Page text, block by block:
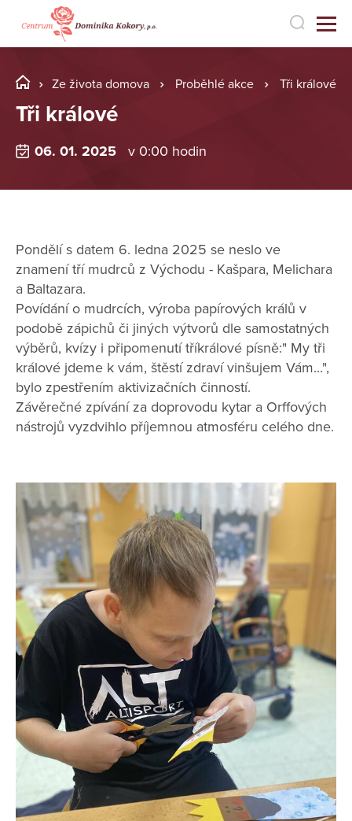
Ze života domova Proběhlé akce Tři králové
Tři králové
06. 01. 2025 v 0:00 hodin
Pondělí s datem 6. ledna 2025 se neslo ve
znamení tří mudrců z Východu - Kašpara, Melichara
a Baltazara.
Povídání o mudrcích, výroba papírových králů v
podobě zápichů či jiných výtvorů dle samostatných
výběrů, kvízy i připomenutí tříkrálové písně:" My tři
králové jdeme k vám, štěstí zdraví vinšujem Vám...",
bylo zpestřením aktivizačních činností.
Závěrečné zpívání za doprovodu kytar a Orffových
nástrojů vyzdvihlo příjemnou atmosféru celého dne.